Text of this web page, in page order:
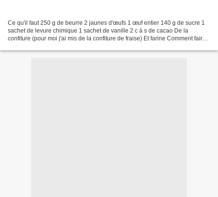
Ce qu'il faut 250 g de beurre 2 jaunes d'œufs 1 œuf entier 140 g de sucre 1
sachet de levure chimique 1 sachet de vanille 2 c à s de cacao De la
confiture (pour moi j'ai mis de la confiture de fraise) Et farine Comment faire